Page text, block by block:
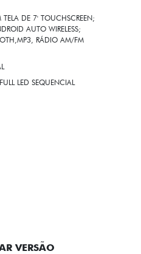
DE 7' TOUCHSCREEN;
AUTO WIRELESS;
RÁDIO AM/FM
LED SEQUENCIAL
VERSÃO